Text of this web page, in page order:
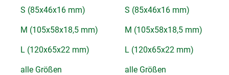
S (85x46x16 mm)
M (105x58x18,5 mm)
L (120x65x22 mm)
alle Größen
S (85x46x16 mm)
M (105x58x18,5 mm)
L (120x65x22 mm)
alle Größen